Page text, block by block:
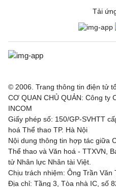
Tải
© 2006. Trang thông tin điện tử
CƠ QUAN CHỦ QUẢN: Công ty
INCOM
Giấy phép số: 150/GP-SVHTT
hoá Thể thao TP. Hà Nội
Nội dung thông tin hợp tác giữa
Thể thao và Văn hoá - TTXVN,
tử Nhân lực Nhân tài Việt.
Chịu trách nhiệm: Ông Trần Văn
Địa chỉ: Tầng 3, Tòa nhà IC, số